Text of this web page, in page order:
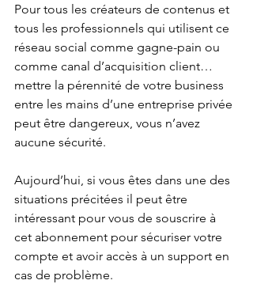
Pour tous les créateurs de contenus et
tous les professionnels qui utilisent ce
réseau social comme gagne-pain ou
comme canal d’acquisition client…
mettre la pérennité de votre business
entre les mains d’une entreprise privée
peut être dangereux, vous n’avez
aucune sécurité.
Aujourd’hui, si vous êtes dans une des
situations précitées il peut être
intéressant pour vous de souscrire à
cet abonnement pour sécuriser votre
compte et avoir accès à un support en
cas de problème.